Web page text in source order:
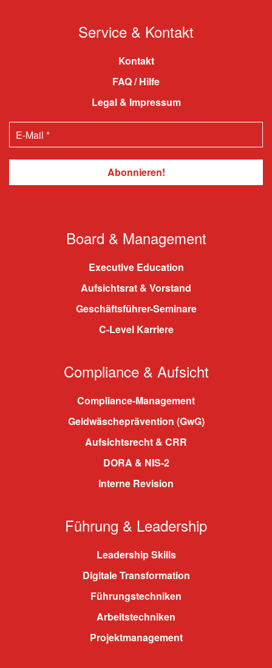
Service & Kontakt
Kontakt
FAQ / Hilfe
Legal & Impressum
Board & Management
Executive Education
Aufsichtsrat & Vorstand
Geschäftsführer-Seminare
C-Level Karriere
Compliance & Aufsicht
Compliance-Management
Geldwäscheprävention (GwG)
Aufsichtsrecht & CRR
DORA & NIS-2
Interne Revision
Führung & Leadership
Leadership Skills
Digitale Transformation
Führungstechniken
Arbeitstechniken
Projektmanagement